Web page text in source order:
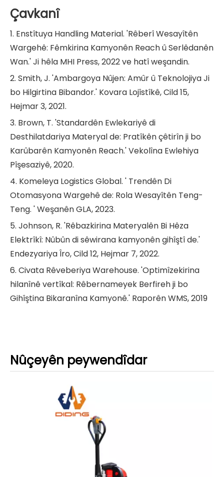
Çavkanî
1. Enstîtuya Handling Material. 'Rêberî Wesayîtên
Wargehê: Fêmkirina Kamyonên Reach û Serlêdanên
Wan.' Ji hêla MHI Press, 2022 ve hatî weşandin.
2. Smith, J. 'Ambargoya Nûjen: Amûr û Teknolojiya Ji
bo Hilgirtina Bibandor.' Kovara Lojîstîkê, Cild 15,
Hejmar 3, 2021.
3. Brown, T. 'Standardên Ewlekariyê di
Desthilatdariya Materyal de: Pratîkên çêtirîn ji bo
Karûbarên Kamyonên Reach.' Vekolîna Ewlehiya
Pîşesaziyê, 2020.
4. Komeleya Logistics Global. ' Trendên Di
Otomasyona Wargehê de: Rola Wesayîtên Teng-
Teng. ' Weşanên GLA, 2023.
5. Johnson, R. 'Rêbazkirina Materyalên Bi Hêza
Elektrîkî: Nûbûn di sêwirana kamyonên gihîştî de.'
Endezyariya Îro, Cild 12, Hejmar 7, 2022.
6. Civata Rêveberiya Warehouse. 'Optimîzekirina
hilanînê vertîkal: Rêbernameyek Berfireh ji bo
Gihîştina Bikaranîna Kamyonê.' Raporên WMS, 2019
Nûçeyên peywendîdar